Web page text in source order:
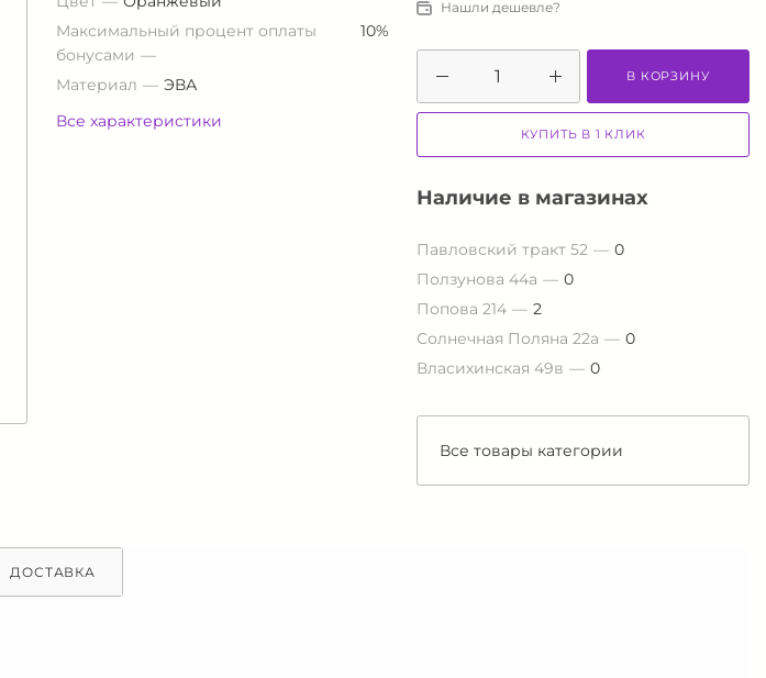
Максимальный процент оплаты
бонусами
10%
Материал
ЭВА
Все характеристики
Нашли дешевле?
В КОРЗИНУ
КУПИТЬ В 1 КЛИК
Наличие в магазинах
Павловский тракт 52
0
Ползунова 44а
0
Попова 214
2
Солнечная Поляна 22а
0
Власихинская 49в
0
Все товары категории
ДОСТАВКА